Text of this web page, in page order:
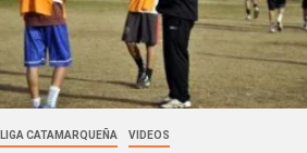
LIGA CATAMARQUEÑA VIDEOS